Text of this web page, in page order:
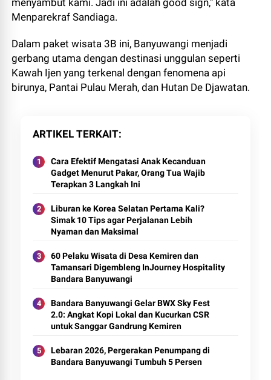
menyambut kami. Jadi ini adalah good sign," kata
Menparekraf Sandiaga.
Dalam paket wisata 3B ini, Banyuwangi menjadi
gerbang utama dengan destinasi unggulan seperti
Kawah Ijen yang terkenal dengan fenomena api
birunya, Pantai Pulau Merah, dan Hutan De Djawatan.
ARTIKEL TERKAIT
Cara Efektif Mengatasi Anak Kecanduan
Gadget Menurut Pakar, Orang Tua Wajib
Terapkan 3 Langkah Ini
Liburan ke Korea Selatan Pertama Kali?
Simak 10 Tips agar Perjalanan Lebih
Nyaman dan Maksimal
60 Pelaku Wisata di Desa Kemiren dan
Tamansari Digembleng InJourney Hospitality
Bandara Banyuwangi
Bandara Banyuwangi Gelar BWX Sky Fest
2.0: Angkat Kopi Lokal dan Kucurkan CSR
untuk Sanggar Gandrung Kemiren
Lebaran 2026, Pergerakan Penumpang di
Bandara Banyuwangi Tumbuh 5 Persen